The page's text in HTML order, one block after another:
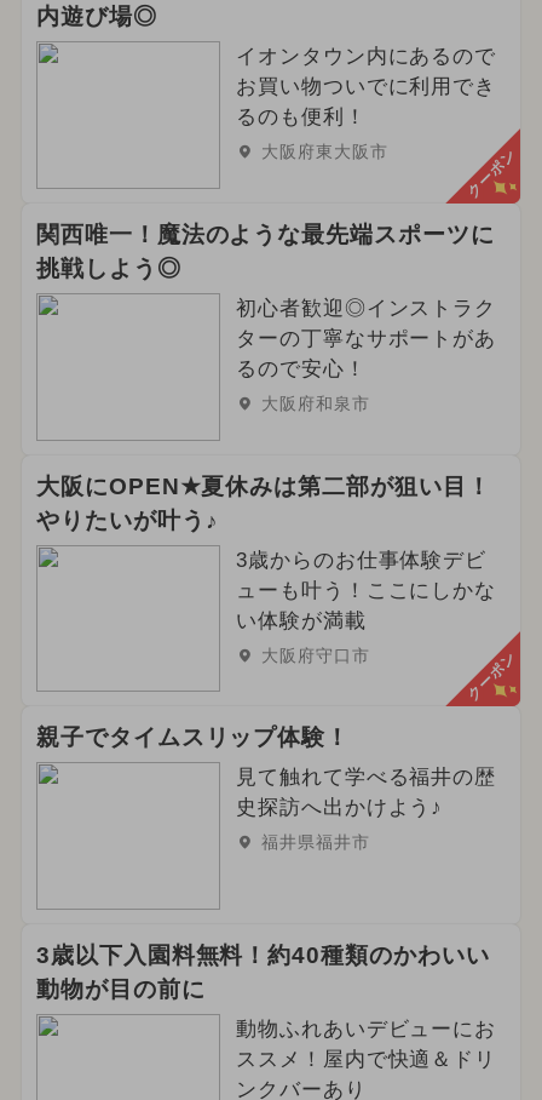
内遊び場◎
イオンタウン内にあるので
お買い物ついでに利用でき
るのも便利！
大阪府東大阪市 クーポン
関西唯一！魔法のような最先端スポーツに
挑戦しよう◎
初心者歓迎◎インストラク
ターの丁寧なサポートがあ
るので安心！
大阪府和泉市
大阪にOPEN★夏休みは第二部が狙い目！
やりたいが叶う♪
3歳からのお仕事体験デビ
ューも叶う！ここにしかな
い体験が満載
大阪府守口市 クーポン
親子でタイムスリップ体験！
見て触れて学べる福井の歴
史探訪へ出かけよう♪
福井県福井市
3歳以下入園料無料！約40種類のかわいい
動物が目の前に
動物ふれあいデビューにお
ススメ！屋内で快適＆ドリ
ンクバーあり